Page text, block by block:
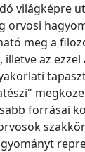
világképre
orvosi
meg a
illetve az
forrásai